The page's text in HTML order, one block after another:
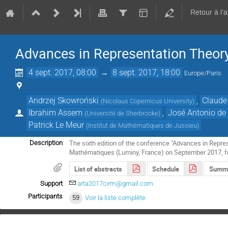
Retour à
Advances in Representation
4 sept. 2017, 08:00 → 8 sept. 2017, 18:00 Europe/Paris
Andrzej Skowroński (Nicolaus Copernicus University)
Ibrahim Assem (Université de Sherbrooke)
José Antonio de
Patrick Le Meur (Institut de Mathématiques de Jussieu)
Description
The sixth edition of the conference "Advances in
Mathématiques (Luminy, France) on September 2017,
List of abstracts
Schedule
Support
arta2017cirm@gmail.com
Participants
59 Voir la liste complète